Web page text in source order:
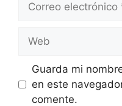
electrónico
Guarda mi
en este
comente.